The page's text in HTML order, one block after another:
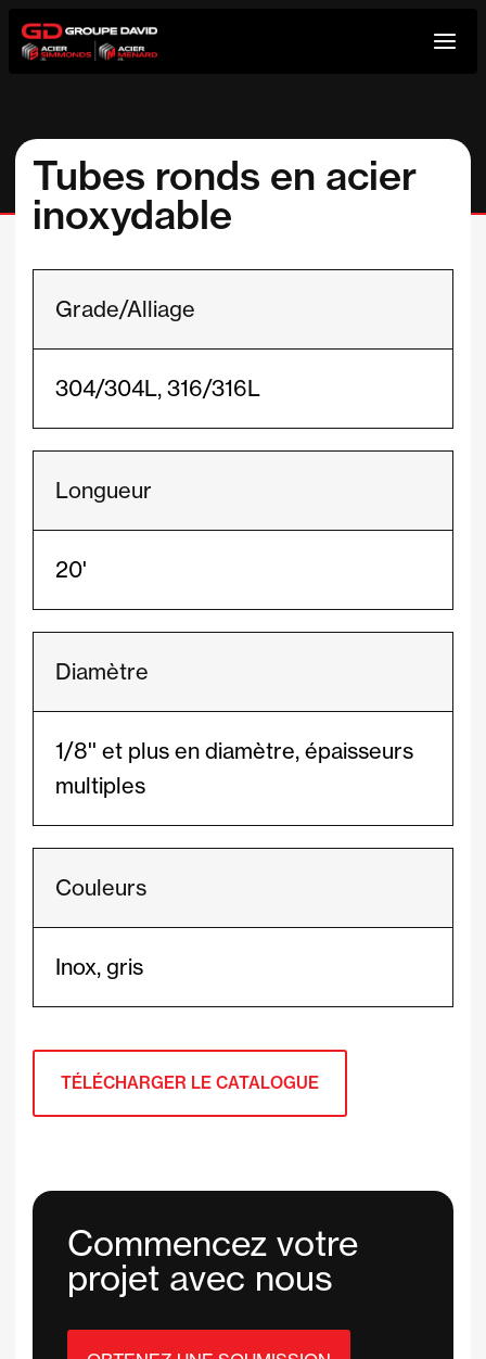
Aller
au
Tubes ronds en acier
inoxydable
Grade/Alliage
304/304L, 316/316L
Longueur
20'
Diamètre
1/8'' et plus en diamètre, épaisseurs
multiples
Couleurs
Inox, gris
TÉLÉCHARGER LE CATALOGUE
Commencez votre
projet avec nous